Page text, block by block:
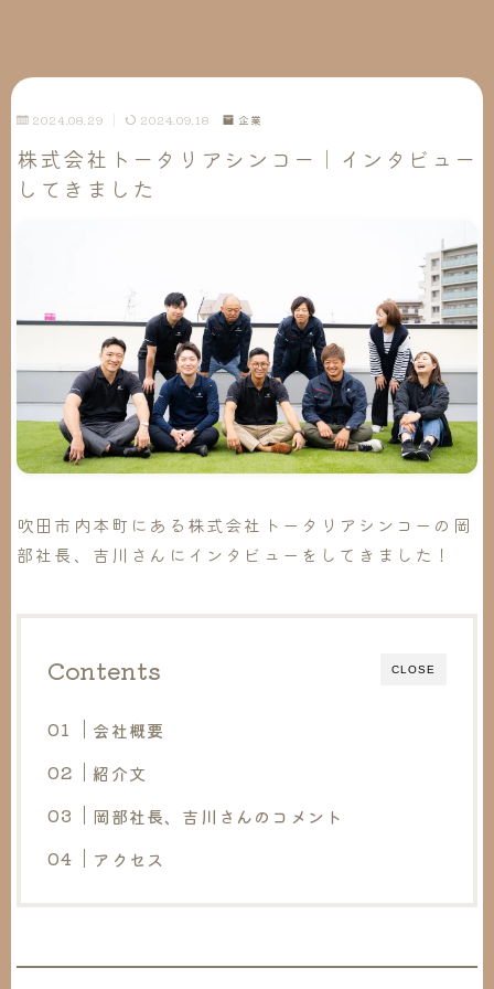
2024.08.29 2024.09.18 企業
株式会社トータリアシンコー｜インタビュー
してきました
吹田市内本町にある株式会社トータリアシンコーの岡
部社長、吉川さんにインタビューをしてきました！
CLOSE
Contents
会社概要
紹介文
岡部社長、吉川さんのコメント
アクセス